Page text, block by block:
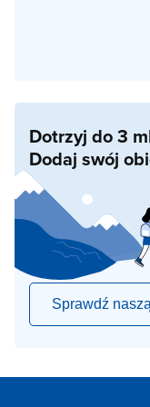
Dotrzyj do 3
Dodaj swój
Sprawdź